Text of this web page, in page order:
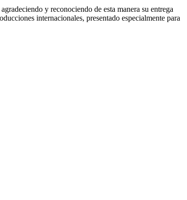
y reconociendo de esta manera su entrega
internacionales, presentado especialmente para